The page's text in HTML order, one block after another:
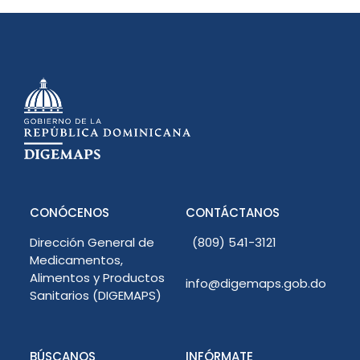
CONÓCENOS
Dirección General de
Medicamentos,
Alimentos y Productos
Sanitarios (DIGEMAPS)
CONTÁCTANOS
(809) 541-3121
info@digemaps.gob.do
BÚSCANOS INFÓRMATE